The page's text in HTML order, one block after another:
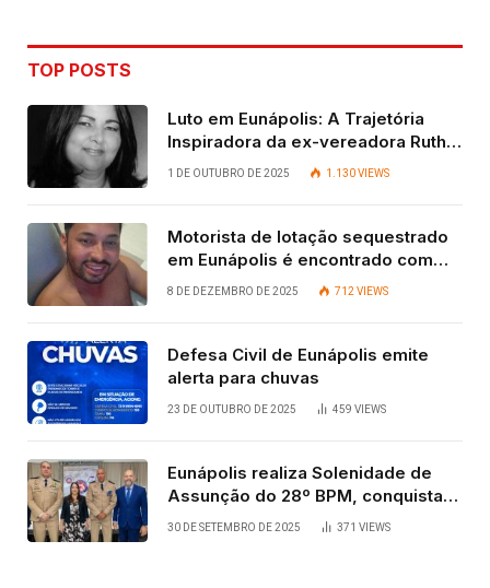
TOP POSTS
Luto em Eunápolis: A Trajetória
Inspiradora da ex-vereadora Ruth
Contadora
1 DE OUTUBRO DE 2025 1.130VIEWS
Motorista de lotação sequestrado
em Eunápolis é encontrado com
vida após quatro dias.
8 DE DEZEMBRO DE 2025 712VIEWS
Defesa Civil de Eunápolis emite
alerta para chuvas
23 DE OUTUBRO DE 2025 459 VIEWS
Eunápolis realiza Solenidade de
Assunção do 28º BPM, conquista
viabilizada por articulação política
30 DE SETEMBRO DE 2025 371 VIEWS